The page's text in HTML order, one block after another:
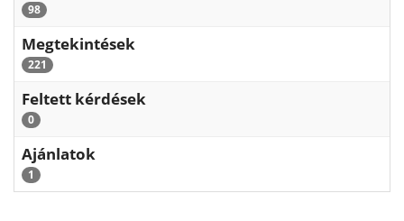
98
Megtekintések
221
Feltett kérdések
0
Ajánlatok
1